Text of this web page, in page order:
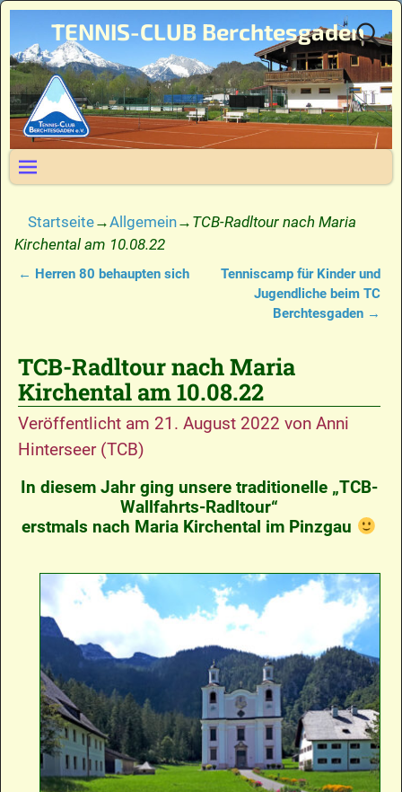
TENNIS-CLUB Berchtesgaden
Startseite→Allgemein→ TCB-Radltour nach Maria
Kirchental am 10.08.22
← Herren 80 behaupten sich
Tenniscamp für Kinder und
Jugendliche beim TC
Berchtesgaden →
TCB-Radltour nach Maria
Kirchental am 10.08.22
Veröffentlicht am 21. August 2022 von Anni
Hinterseer (TCB)
In diesem Jahr ging unsere traditionelle „TCB-
Wallfahrts-Radltour“
erstmals nach Maria Kirchental im Pinzgau